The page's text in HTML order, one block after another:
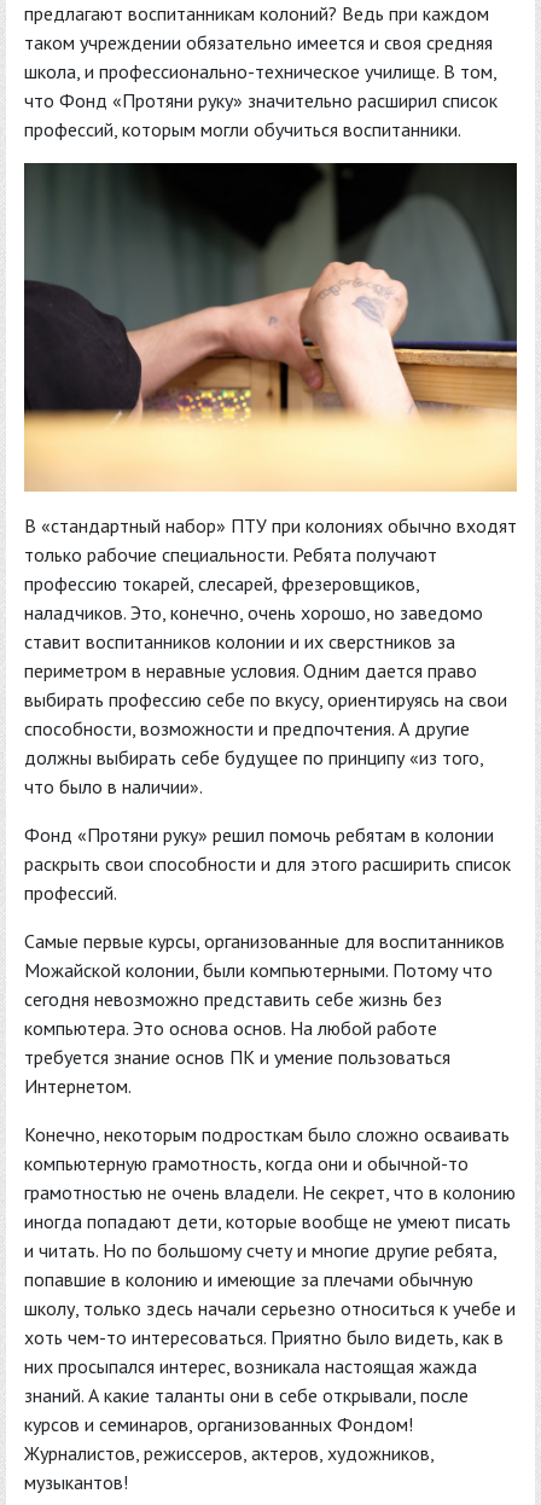
предлагают воспитанникам колоний? Ведь при каждом
таком учреждении обязательно имеется и своя средняя
школа, и профессионально-техническое училище. В том,
что Фонд «Протяни руку» значительно расширил список
профессий, которым могли обучиться воспитанники.
В «стандартный набор» ПТУ при колониях обычно входят
только рабочие специальности. Ребята получают
профессию токарей, слесарей, фрезеровщиков,
наладчиков. Это, конечно, очень хорошо, но заведомо
ставит воспитанников колонии и их сверстников за
периметром в неравные условия. Одним дается право
выбирать профессию себе по вкусу, ориентируясь на свои
способности, возможности и предпочтения. А другие
должны выбирать себе будущее по принципу «из того,
что было в наличии».
Фонд «Протяни руку» решил помочь ребятам в колонии
раскрыть свои способности и для этого расширить список
профессий.
Самые первые курсы, организованные для воспитанников
Можайской колонии, были компьютерными. Потому что
сегодня невозможно представить себе жизнь без
компьютера. Это основа основ. На любой работе
требуется знание основ ПК и умение пользоваться
Интернетом.
Конечно, некоторым подросткам было сложно осваивать
компьютерную грамотность, когда они и обычной-то
грамотностью не очень владели. Не секрет, что в колонию
иногда попадают дети, которые вообще не умеют писать
и читать. Но по большому счету и многие другие ребята,
попавшие в колонию и имеющие за плечами обычную
школу, только здесь начали серьезно относиться к учебе и
хоть чем-то интересоваться. Приятно было видеть, как в
них просыпался интерес, возникала настоящая жажда
знаний. А какие таланты они в себе открывали, после
курсов и семинаров, организованных Фондом!
Журналистов, режиссеров, актеров, художников,
музыкантов!